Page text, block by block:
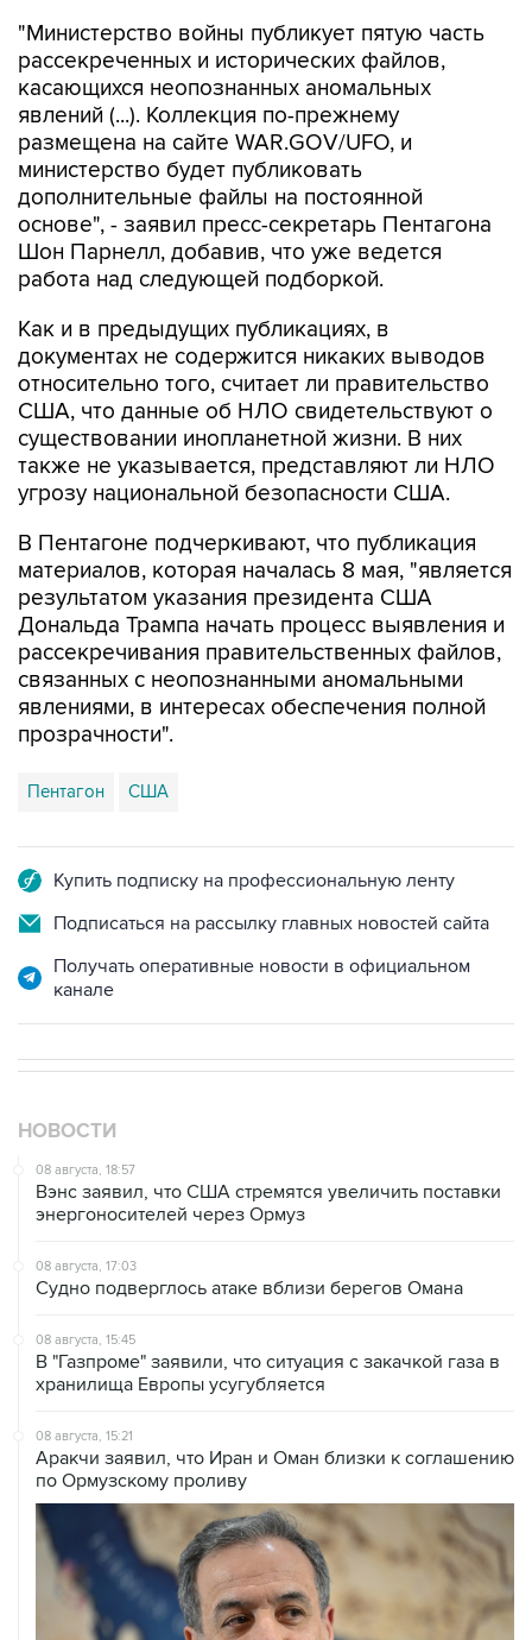
касающихся неопознанных аномальных
явлений (...). Коллекция по-прежнему
размещена на сайте WAR.GOV/UFO, и
министерство будет публиковать
дополнительные файлы на постоянной
основе", - заявил пресс-секретарь Пентагона
Шон Парнелл, добавив, что уже ведется
работа над следующей подборкой.
Как и в предыдущих публикациях, в
относительно того, считает ли правительство
США, что данные об НЛО свидетельствуют о
существовании инопланетной жизни. В них
также не указывается, представляют ли НЛО
угрозу национальной безопасности США.
В Пентагоне подчеркивают, что публикация
результатом указания президента США
Дональда Трампа начать процесс выявления и
рассекречивания правительственных файлов,
связанных с неопознанными аномальными
явлениями, в интересах обеспечения полной
прозрачности".
Пентагон США
Подписаться на рассылку главных новостей сайта
Получать оперативные новости в официальном
08 августа, 18:57
Вэнс заявил, что США стремятся увеличить поставки
энергоносителей через Ормуз
08 августа, 17:03
08 августа, 15:45
хранилища Европы усугубляется
08 августа, 15:21
по Ормузскому проливу